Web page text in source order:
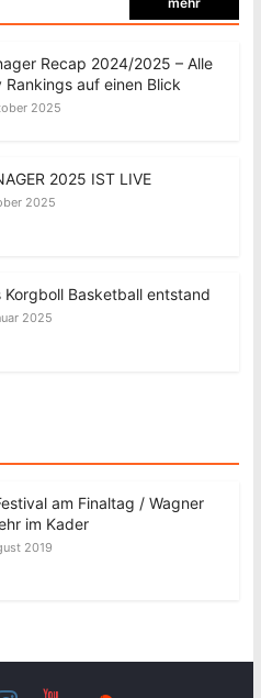
Recap 2024/2025 – Alle
Rankings auf einen Blick
2025
2025 IST LIVE
2025
Korgboll Basketball entstand
2025
am Finaltag / Wagner
im Kader
2019